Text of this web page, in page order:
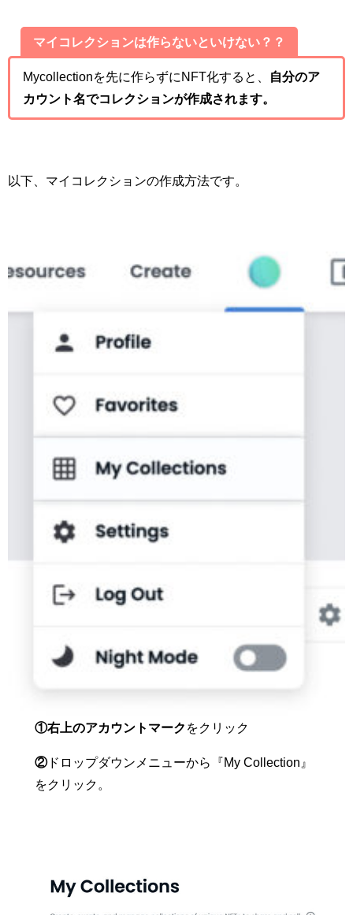
マイコレクションは作らないといけない？？
Mycollectionを先に作らずにNFT化すると、
自分のア
カウント名でコレクションが作成されます。
以下、マイコレクションの作成方法です。
①右上のアカウントマーク をクリック
②ドロップダウンメニューから『My Collection』
をクリック。